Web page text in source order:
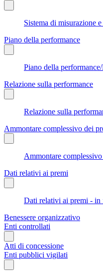
Sistema di misurazione
Piano della performance
Piano della
Relazione sulla performance
Relazione sulla
Ammontare complessivo dei
Ammontare
Dati relativi ai premi
Dati relativi ai premi - in
Benessere organizzativo
Enti controllati
Atti di concessione
Enti pubblici vigilati